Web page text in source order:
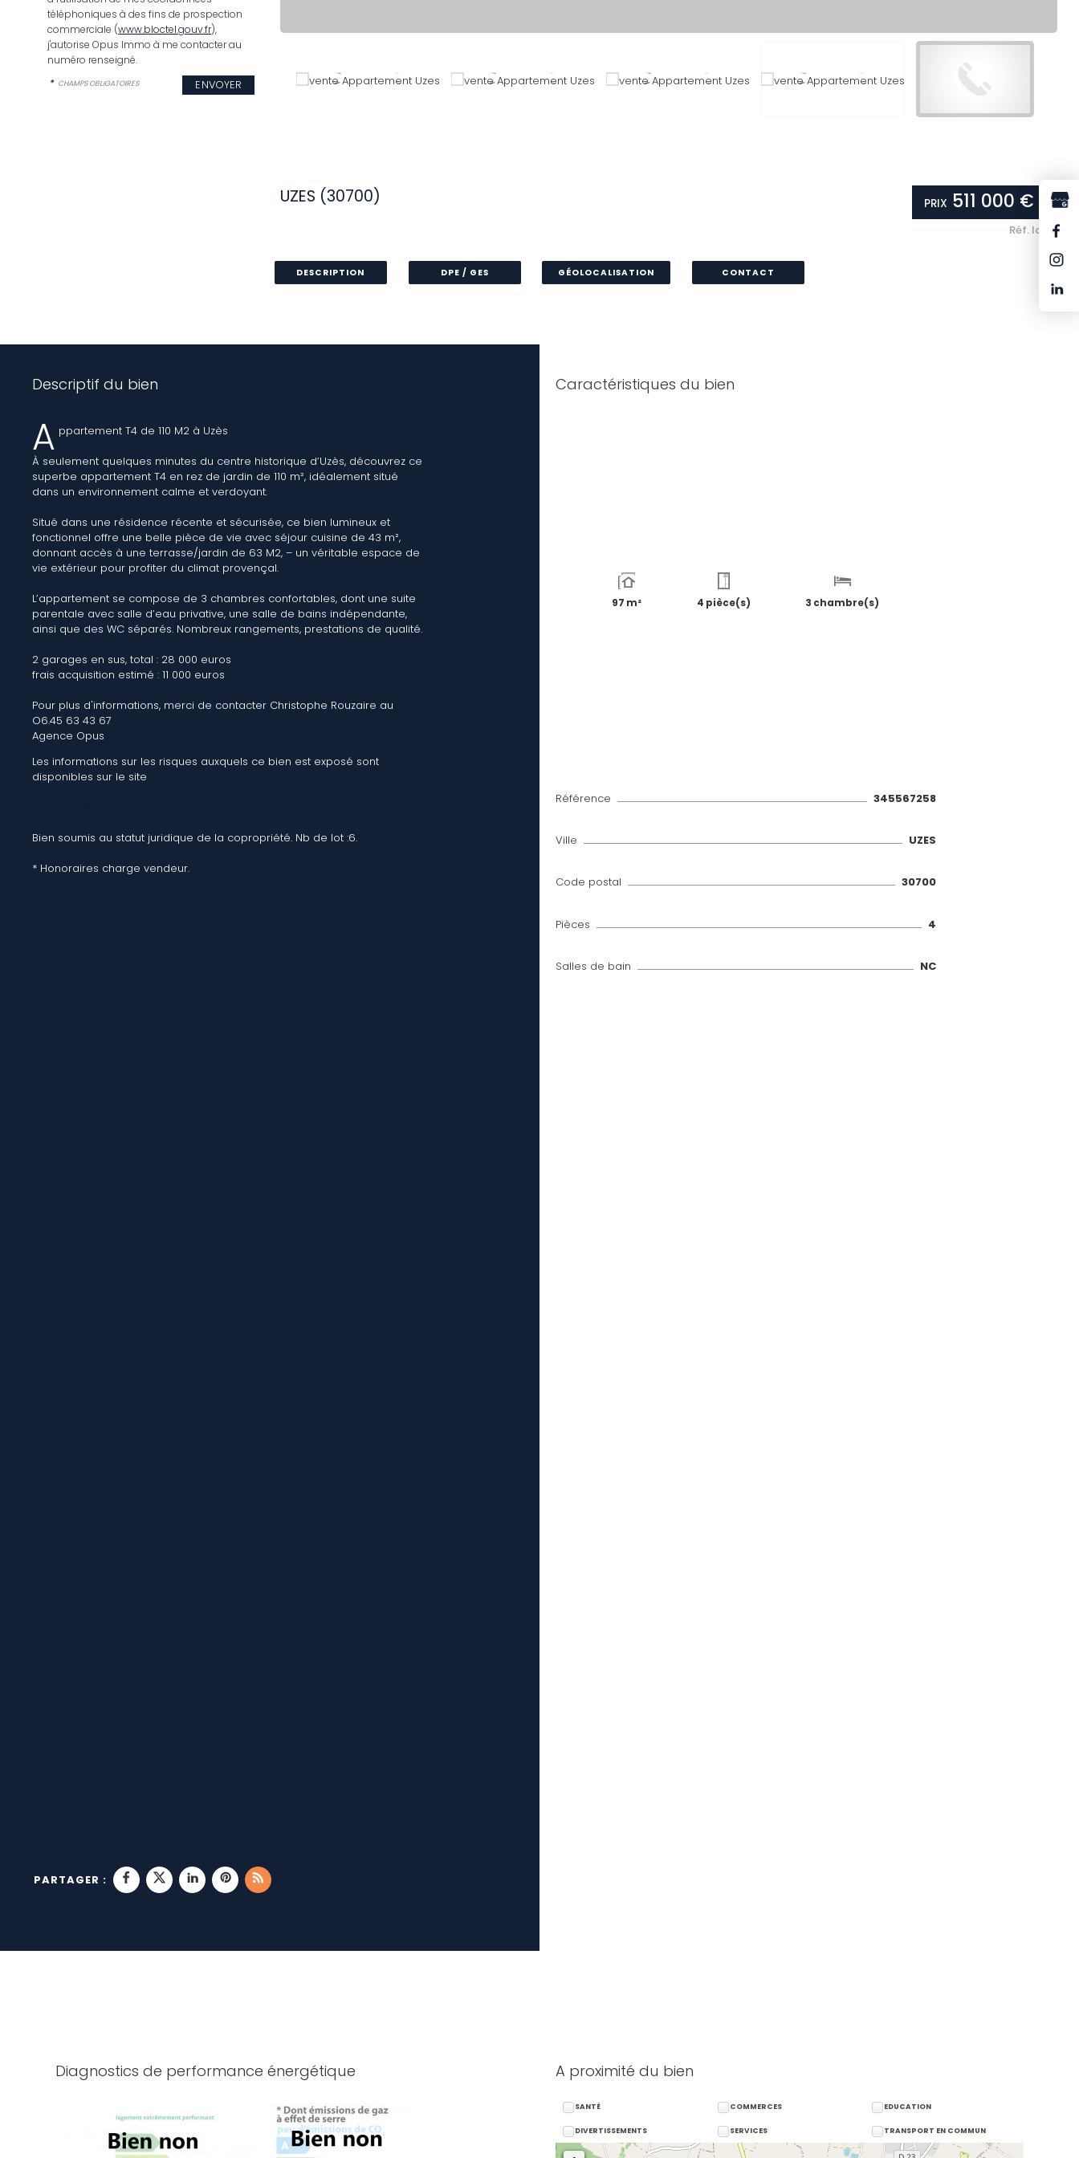
téléphoniques à des fins de prospection
commerciale (www.bloctel.gouv.fr),
j'autorise Opus Immo à me contacter au
numéro renseigné.
* CHAMPS OBLIGATOIRES
UZES (30700) PRIX 511 000 €
Réf. lot 4
DESCRIPTION DPE / GES GÉOLOCALISATION CONTACT
Descriptif du bien
A ppartement T4 de 110 M2 à Uzès
À seulement quelques minutes du centre historique d’Uzès, découvrez ce
superbe appartement T4 en rez de jardin de 110 m², idéalement situé
dans un environnement calme et verdoyant.
Situé dans une résidence récente et sécurisée, ce bien lumineux et
fonctionnel offre une belle pièce de vie avec séjour cuisine de 43 m²,
donnant accès à une terrasse/jardin de 63 M2, – un véritable espace de
vie extérieur pour profiter du climat provençal.
L’appartement se compose de 3 chambres confortables, dont une suite
parentale avec salle d’eau privative, une salle de bains indépendante,
ainsi que des WC séparés. Nombreux rangements, prestations de qualité.
2 garages en sus, total : 28 000 euros
frais acquisition estimé : 11 000 euros
Pour plus d'informations, merci de contacter Christophe Rouzaire au
O6.45 63 43 67
Agence Opus
Les informations sur les risques auxquels ce bien est exposé sont
disponibles sur le site
Bien soumis au statut juridique de la copropriété. Nb de lot :6.
* Honoraires charge vendeur.
PARTAGER :
Caractéristiques du bien
97 m² 4 pièce(s) 3 chambre(s)
Référence 345567258
Ville UZES
Code postal 30700
Pièces 4
Salles de bain NC
Diagnostics de performance énergétique A proximité du bien
SANTÉ COMMERCES EDUCATION
DIVERTISSEMENTS SERVICES TRANSPORT EN COMMUN